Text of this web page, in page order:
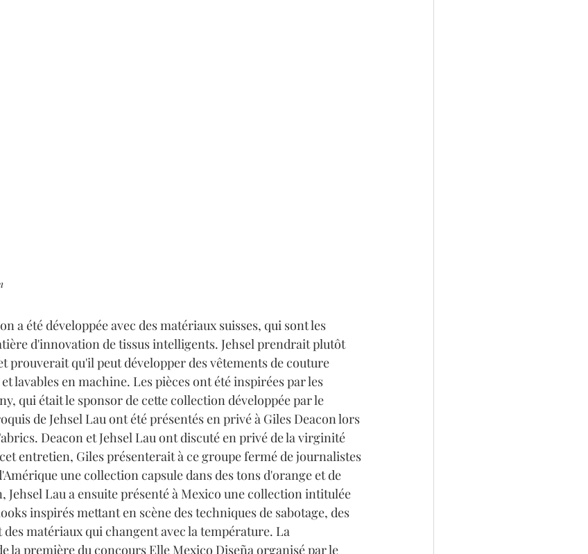
a été développée avec des matériaux suisses, qui sont les
d'innovation de tissus intelligents. Jehsel prendrait plutôt
prouverait qu'il peut développer des vêtements de couture
lavables en machine. Les pièces ont été inspirées par les
qui était le sponsor de cette collection développée par le
de Jehsel Lau ont été présentés en privé à Giles Deacon lors
Deacon et Jehsel Lau ont discuté en privé de la virginité
entretien, Giles présenterait à ce groupe fermé de journalistes
une collection capsule dans des tons d'orange et de
Jehsel Lau a ensuite présenté à Mexico une collection intitulée
inspirés mettant en scène des techniques de sabotage, des
matériaux qui changent avec la température. La
la première du concours Elle Mexico Diseña organisé par le